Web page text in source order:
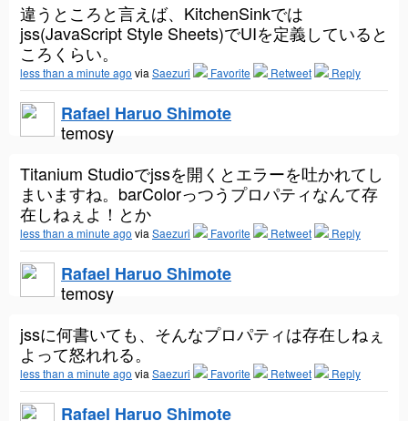
違うところと言えば、KitchenSinkでは
jss(JavaScript Style Sheets)でUIを定義していると
ころくらい。
less than a minute ago viaSaezuri Favorite Retweet Reply
Rafael Haruo Shimote
temosy
Titanium Studioでjssを開くとエラーを吐かれてし
まいますね。barColorっつうプロパティなんて存
在しねぇよ！とか
less than a minute ago viaSaezuri Favorite Retweet Reply
Rafael Haruo Shimote
temosy
jssに何書いても、そんなプロパティは存在しねぇ
よって怒れれる。
less than a minute ago viaSaezuri Favorite Retweet Reply
Rafael Haruo Shimote